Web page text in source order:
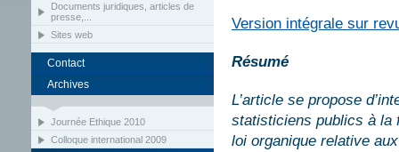
Documents juridiques, articles de
presse,...
Sites web
Contact
Archives
Journée Ethique 2010
Colloque international 2009
Version intégrale sur
Résumé
L’article se propose
statisticiens publics à la
loi organique relative